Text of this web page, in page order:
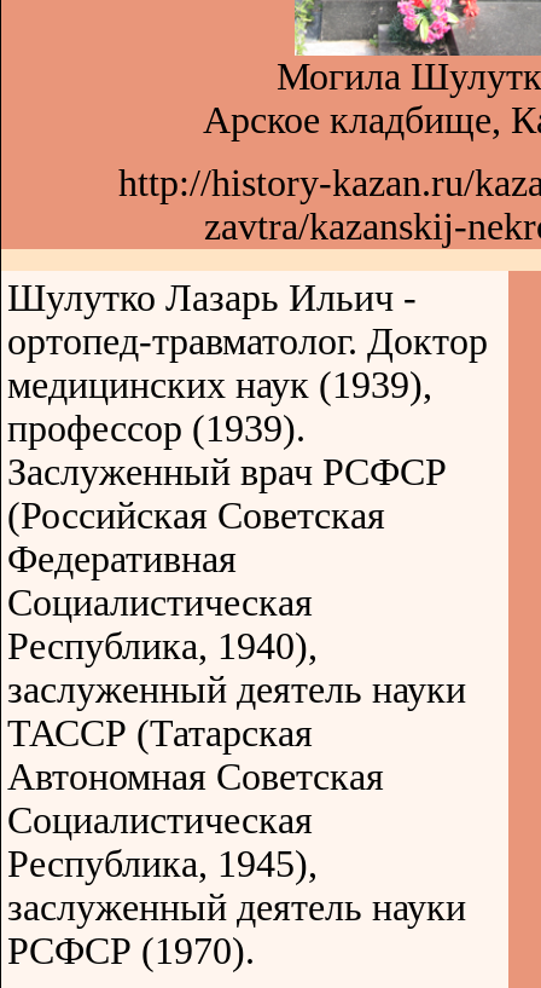
Могила
Арское кладбище,
http://history-kazan.ru/
zavtra/kazanskij-
Шулутко Лазарь Ильич -
ортопед-травматолог. Доктор
медицинских наук (1939),
профессор (1939).
Заслуженный врач РСФСР
(Российская Советская
Федеративная
Социалистическая
Республика, 1940),
заслуженный деятель науки
ТАССР (Татарская
Автономная Советская
Социалистическая
Республика, 1945),
заслуженный деятель науки
РСФСР (1970).